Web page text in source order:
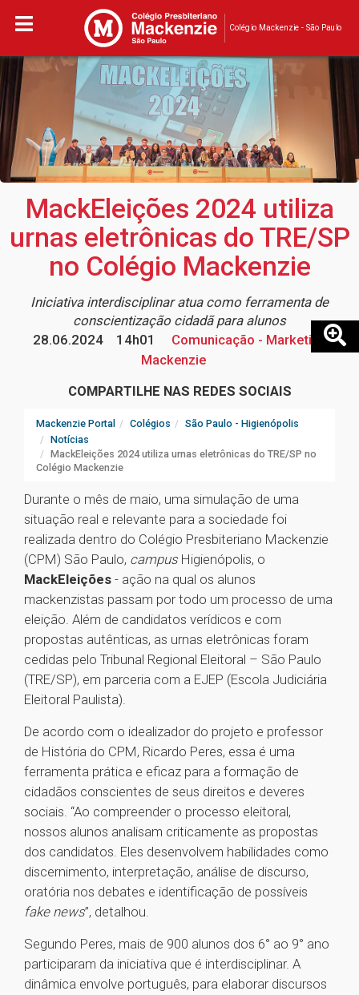
Colégio Mackenzie - São Paulo
MackEleições 2024 utiliza
urnas eletrônicas do TRE/SP
no Colégio Mackenzie
Iniciativa interdisciplinar atua como ferramenta de
conscientização cidadã para alunos
28.06.2024
14h01
Comunicação - Marketing
Mackenzie
COMPARTILHE NAS REDES SOCIAIS
Mackenzie Portal Colégios
São Paulo - Higienópolis
Notícias
MackEleições 2024 utiliza urnas eletrônicas do TRE/SP no
Colégio Mackenzie
Durante o mês de maio, uma simulação de uma
situação real e relevante para a sociedade foi
realizada dentro do Colégio Presbiteriano Mackenzie
(CPM) São Paulo, campus Higienópolis, o
MackEleições - ação na qual os alunos
mackenzistas passam por todo um processo de uma
eleição. Além de candidatos verídicos e com
propostas autênticas, as urnas eletrônicas foram
cedidas pelo Tribunal Regional Eleitoral – São Paulo
(TRE/SP), em parceria com a EJEP (Escola Judiciária
Eleitoral Paulista).
De acordo com o idealizador do projeto e professor
de História do CPM, Ricardo Peres, essa é uma
ferramenta prática e eficaz para a formação de
cidadãos conscientes de seus direitos e deveres
sociais. “Ao compreender o processo eleitoral,
nossos alunos analisam criticamente as propostas
dos candidatos. Eles desenvolvem habilidades como
discernimento, interpretação, análise de discurso,
oratória nos debates e identificação de possíveis
fake news”, detalhou.
Segundo Peres, mais de 900 alunos dos 6° ao 9° ano
participaram da iniciativa que é interdisciplinar. A
dinâmica envolve português, para elaborar discursos